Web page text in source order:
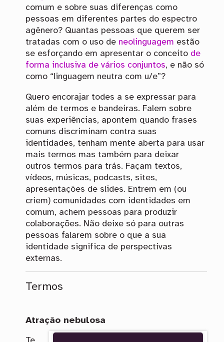
comum e sobre suas diferenças como
pessoas em diferentes partes do espectro
agênero? Quantas pessoas que querem ser
tratadas com o uso de neolinguagem estão
se esforçando em apresentar o conceito de
forma inclusiva de vários conjuntos, e não só
como “linguagem neutra com u/e”?
Quero encorajar todes a se expressar para
além de termos e bandeiras. Falem sobre
suas experiências, apontem quando frases
comuns discriminam contra suas
identidades, tenham mente aberta para usar
mais termos mas também para deixar
outros termos para trás. Façam textos,
vídeos, músicas, podcasts, sites,
apresentações de slides. Entrem em (ou
criem) comunidades com identidades em
comum, achem pessoas para produzir
colaborações. Não deixe só para outras
pessoas falarem sobre o que a sua
identidade significa de perspectivas
externas.
Termos
Atração nebulosa